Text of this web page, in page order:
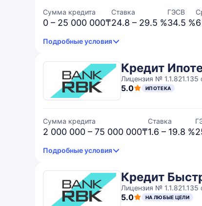
Сумма кредита
0 – 25 000 000₸
Ставка
24.8 – 29.5 %
ГЭСВ
34.5 %
Подробные условия
Кредит
Лицензия № 1.1.821.135
5.0 ИПОТЕКА
Сумма кредита
2 000 000 – 75 000 000₸
Ставка
1.6 – 19.8 %
Подробные условия
Кредит
Лицензия № 1.1.821.135
5.0 НА ЛЮБЫЕ ЦЕЛИ